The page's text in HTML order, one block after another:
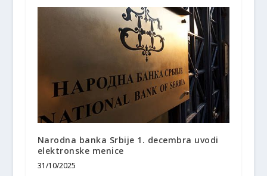
Narodna banka Srbije 1. decembra uvodi
elektronske menice
31/10/2025